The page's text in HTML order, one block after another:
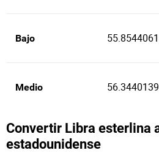
Bajo
Medio
Convertir Libra esterlina
estadounidense